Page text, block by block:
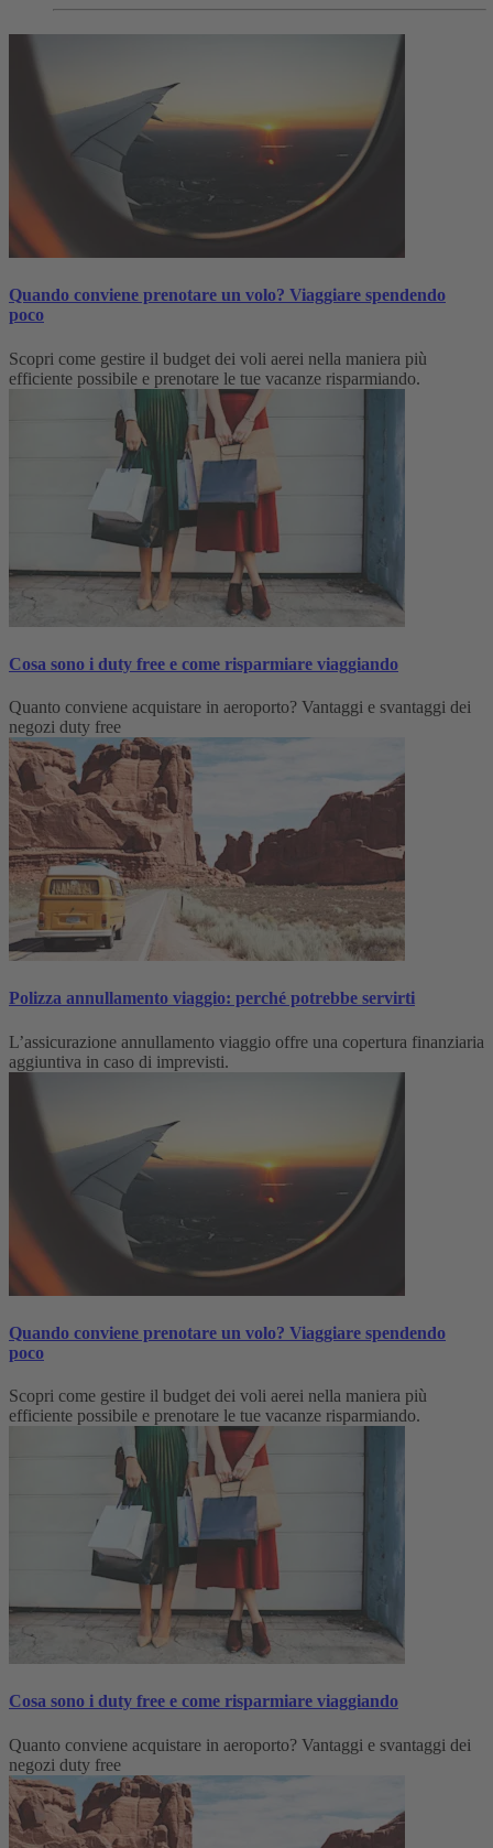
Quando conviene prenotare un volo? Viaggiare spendendo
poco
Scopri come gestire il budget dei voli aerei nella maniera più
efficiente possibile e prenotare le tue vacanze risparmiando.
Cosa sono i duty free e come risparmiare viaggiando
Quanto conviene acquistare in aeroporto? Vantaggi e svantaggi dei
negozi duty free
Polizza annullamento viaggio: perché potrebbe servirti
L’assicurazione annullamento viaggio offre una copertura finanziaria
aggiuntiva in caso di imprevisti.
Quando conviene prenotare un volo? Viaggiare spendendo
poco
Scopri come gestire il budget dei voli aerei nella maniera più
efficiente possibile e prenotare le tue vacanze risparmiando.
Cosa sono i duty free e come risparmiare viaggiando
Quanto conviene acquistare in aeroporto? Vantaggi e svantaggi dei
negozi duty free